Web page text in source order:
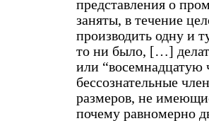
представления о
заняты, в течение
производить одну и
то ни было, […]
или
бессознательные
размеров, не
почему равномерно